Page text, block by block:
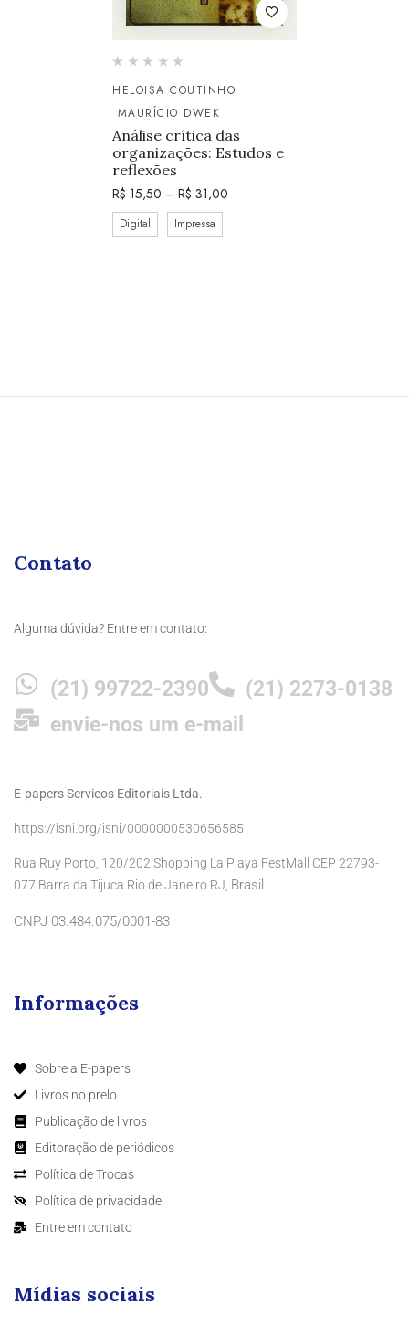
HELOISA COUTINHO
MAURÍCIO DWEK
Análise crítica das
organizações: Estudos e
reflexões
R$ 15,50 – R$ 31,00
Digital Impressa
Contato
Alguma dúvida? Entre em contato:
(21) 99722-2390
(21) 2273-0138
envie-nos um e-mail
E-papers Servicos Editoriais Ltda.
https://isni.org/isni/0000000530656585
Rua Ruy Porto, 120/202 Shopping La Playa FestMall CEP 22793-
077 Barra da Tijuca Rio de Janeiro RJ, Brasil
CNPJ 03.484.075/0001-83
Informações
Sobre a E-papers
Livros no prelo
Publicação de livros
Editoração de periódicos
Política de Trocas
Política de privacidade
Entre em contato
Mídias sociais